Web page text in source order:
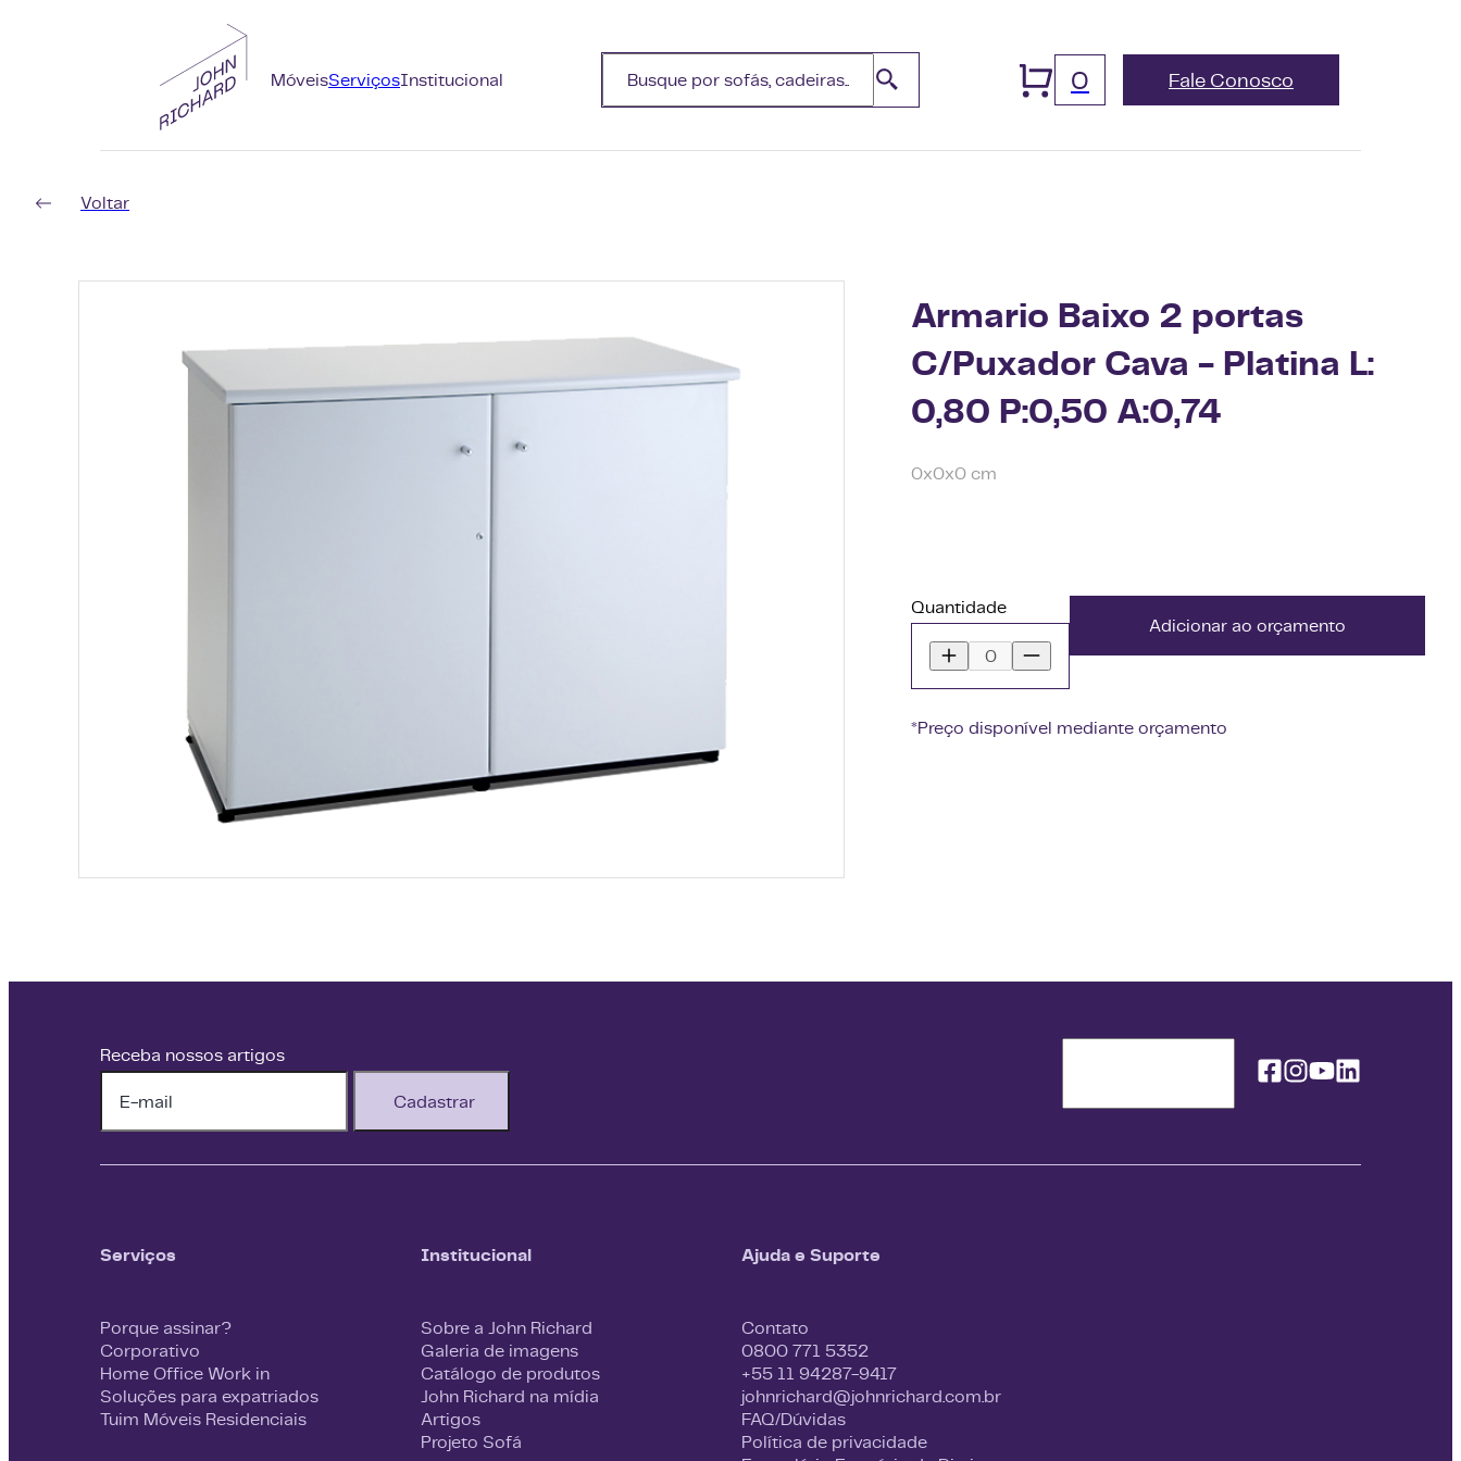
MóveisServiçosInstitucional 0 Fale Conosco
Voltar
Armario Baixo 2 portas
C/Puxador Cava - Platina L:
0,80 P:0,50 A:0,74
0x0x0 cm
Quantidade
Adicionar ao orçamento
*Preço disponível mediante orçamento
Receba nossos artigos
Cadastrar
Idioma / Language
Facebook
Instagram
YoutubeLinkedin
Serviços
Porque assinar?
Corporativo
Home Office Work in
Soluções para expatriados
Tuim Móveis Residenciais
Institucional
Sobre a John Richard
Galeria de imagens
Catálogo de produtos
John Richard na mídia
Artigos
Projeto Sofá
Ajuda e Suporte
Contato
0800 771 5352
+55 11 94287-9417
johnrichard@johnrichard.com.br
FAQ/Dúvidas
Política de privacidade